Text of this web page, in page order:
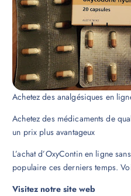
Achetez des analgésiques en
Achetez des médicaments de
un prix plus avantageux
L’achat d’OxyContin en ligne
populaire ces derniers temps.
Visitez notre site web